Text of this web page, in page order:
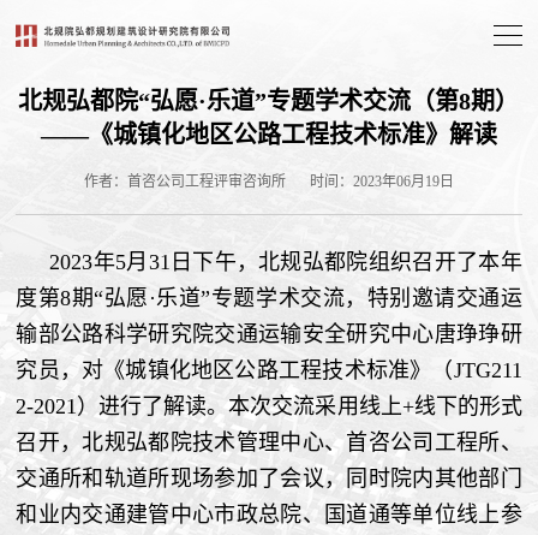
北规弘都院“弘愿·乐道”专题学术交流（第8期）
——《城镇化地区公路工程技术标准》解读
作者：首咨公司工程评审咨询所 时间：2023年06月19日
2023年5月31日下午，北规弘都院组织召开了本年
度第8期“弘愿·乐道”专题学术交流，特别邀请交通运
输部公路科学研究院交通运输安全研究中心唐琤琤研
究员，对《城镇化地区公路工程技术标准》（JTG211
2-2021）进行了解读。本次交流采用线上+线下的形式
召开，北规弘都院技术管理中心、首咨公司工程所、
交通所和轨道所现场参加了会议，同时院内其他部门
和业内交通建管中心市政总院、国道通等单位线上参